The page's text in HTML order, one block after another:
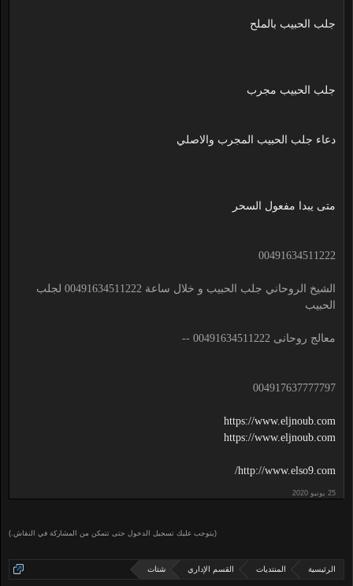
جلب الحبيب بالملح
جلب الحبيب مجرب
دعاء جلب الحبيب المجرب والاصلي
متى يبدا مفعول السحر
00491634511222
الشيخ الروحاني جلب الحبيب و خلال ساعة 00491634511222 لجلب
الحبيب
معالج روحانى 00491634511222 --
004917637777797
https://www.eljnoub.com
https://www.eljnoub.com
http://www.elso9.com/
(يتوجب عليك تسجيل الدخول حتى تتمكن من المشاركة في النقاش.)
الرئيسية المنتديات القسم الإداري شتات